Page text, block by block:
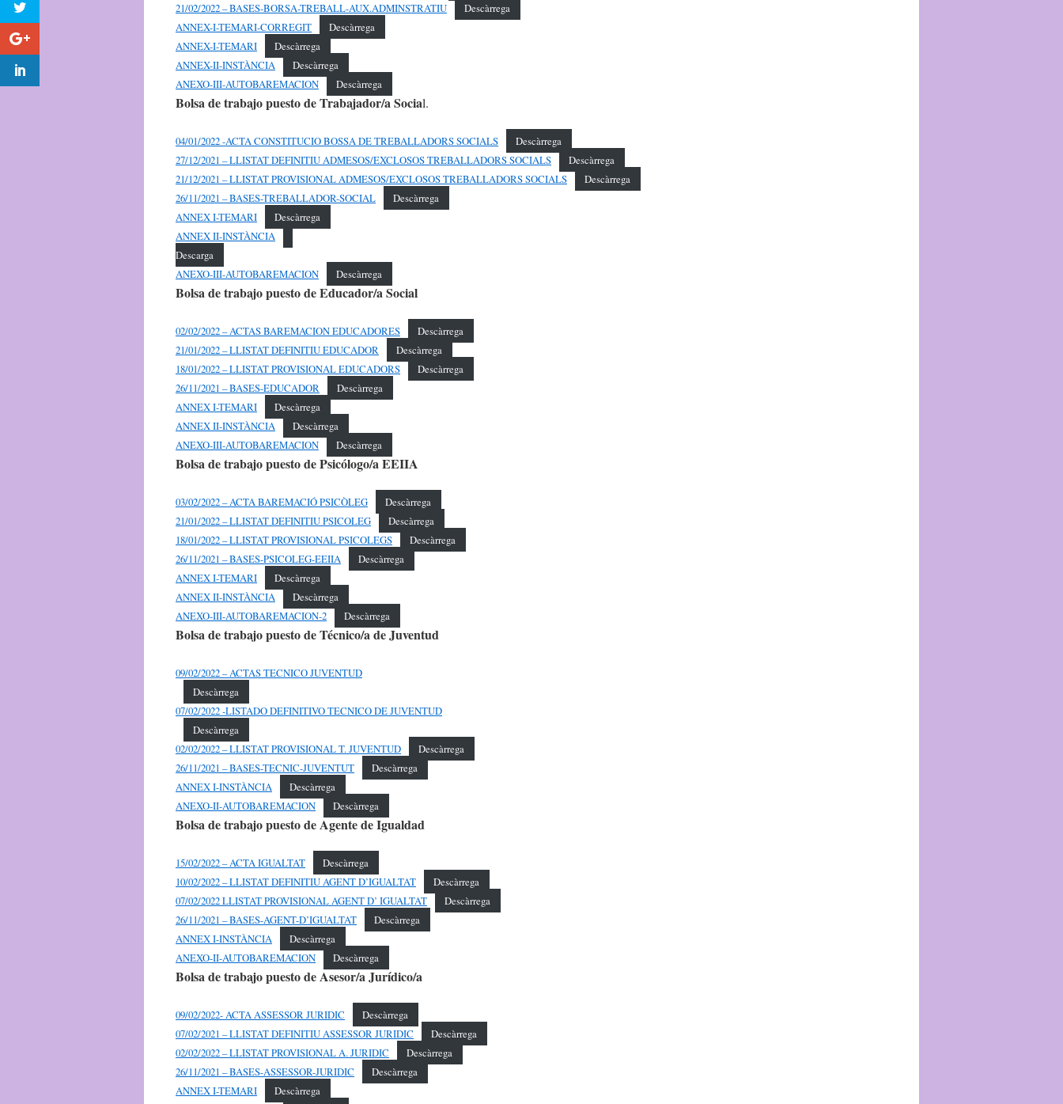
21/02/2022 – BASES-BORSA-TREBALL-AUX.ADMINSTRATIU
Descàrrega
ANNEX-I-TEMARI-CORREGIT
Descàrrega
ANNEX-I-TEMARI
Descàrrega
ANNEX-II-INSTÀNCIA
Descàrrega
ANEXO-III-AUTOBAREMACION
Descàrrega
Bolsa de trabajo puesto de Trabajador/a Social.
04/01/2022 -ACTA CONSTITUCIO BOSSA DE TREBALLADORS SOCIALS
Descàrrega
27/12/2021 – LLISTAT DEFINITIU ADMESOS/EXCLOSOS TREBALLADORS SOCIALS
Descàrrega
21/12/2021 – LLISTAT PROVISIONAL ADMESOS/EXCLOSOS TREBALLADORS SOCIALS
Descàrrega
26/11/2021 – BASES-TREBALLADOR-SOCIAL
Descàrrega
ANNEX I-TEMARI
Descàrrega
ANNEX II-INSTÀNCIA
Descarga
ANEXO-III-AUTOBAREMACION
Descàrrega
Bolsa de trabajo puesto de Educador/a Social
02/02/2022 – ACTAS BAREMACION EDUCADORES
Descàrrega
21/01/2022 – LLISTAT DEFINITIU EDUCADOR
Descàrrega
18/01/2022 – LLISTAT PROVISIONAL EDUCADORS
Descàrrega
26/11/2021 – BASES-EDUCADOR
Descàrrega
ANNEX I-TEMARI
Descàrrega
ANNEX II-INSTÀNCIA
Descàrrega
ANEXO-III-AUTOBAREMACION
Descàrrega
Bolsa de trabajo puesto de Psicólogo/a EEIIA
03/02/2022 – ACTA BAREMACIÓ PSICÒLEG
Descàrrega
21/01/2022 – LLISTAT DEFINITIU PSICOLEG
Descàrrega
18/01/2022 – LLISTAT PROVISIONAL PSICOLEGS
Descàrrega
26/11/2021 – BASES-PSICOLEG-EEIIA
Descàrrega
ANNEX I-TEMARI
Descàrrega
ANNEX II-INSTÀNCIA
Descàrrega
ANEXO-III-AUTOBAREMACION-2
Descàrrega
Bolsa de trabajo puesto de Técnico/a de Juventud
09/02/2022 – ACTAS TECNICO JUVENTUD
Descàrrega
07/02/2022 -LISTADO DEFINITIVO TECNICO DE JUVENTUD
Descàrrega
02/02/2022 – LLISTAT PROVISIONAL T. JUVENTUD
Descàrrega
26/11/2021 – BASES-TECNIC-JUVENTUT
Descàrrega
ANNEX I-INSTÀNCIA
Descàrrega
ANEXO-II-AUTOBAREMACION
Descàrrega
Bolsa de trabajo puesto de Agente de Igualdad
15/02/2022 – ACTA IGUALTAT
Descàrrega
10/02/2022 – LLISTAT DEFINITIU AGENT D’IGUALTAT
Descàrrega
07/02/2022 LLISTAT PROVISIONAL AGENT D’ IGUALTAT
Descàrrega
26/11/2021 – BASES-AGENT-D’IGUALTAT
Descàrrega
ANNEX I-INSTÀNCIA
Descàrrega
ANEXO-II-AUTOBAREMACION
Descàrrega
Bolsa de trabajo puesto de Asesor/a Jurídico/a
09/02/2022- ACTA ASSESSOR JURIDIC
Descàrrega
07/02/2021 – LLISTAT DEFINITIU ASSESSOR JURIDIC
Descàrrega
02/02/2022 – LLISTAT PROVISIONAL A. JURIDIC
Descàrrega
26/11/2021 – BASES-ASSESSOR-JURIDIC
Descàrrega
ANNEX I-TEMARI
Descàrrega